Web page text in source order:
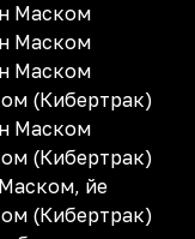
Маском
Маском
Маском
(Кибертрак)
Маском
(Кибертрак)
йе
(Кибертрак)